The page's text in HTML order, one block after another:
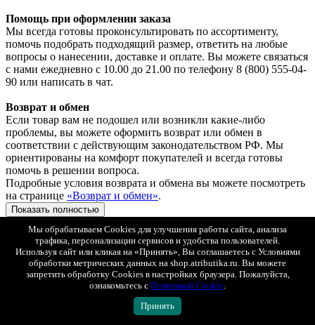
Помощь при оформлении заказа
Мы всегда готовы проконсультировать по ассортименту,
помочь подобрать подходящий размер, ответить на любые
вопросы о нанесении, доставке и оплате. Вы можете связаться
с нами ежедневно с 10.00 до 21.00 по телефону 8 (800) 555-04-
90 или написать в чат.
Возврат и обмен
Если товар вам не подошел или возникли какие-либо
проблемы, вы можете оформить возврат или обмен в
соответствии с действующим законодательством РФ. Мы
ориентированы на комфорт покупателей и всегда готовы
помочь в решении вопроса.
Подробные условия возврата и обмена вы можете посмотреть
на странице «Возврат и обмен».
Показать полностью
Оплата
Яндекс Сплит
При любом способе доставке вы можете выбрать оплату
Яндекс Сплит.
Так же просто, как платить обычной картой. Только сумма
списывается не сразу, а постепенно, равными частями.
Сплит — сервис рассрочки, который делит оплату покупки на
4 части. В момент покупки нужно заплатить только ¼ от
Мы обрабатываем Cookies для улучшения работы сайта, анализа
трафика, персонализации сервисов и удобства пользователей.
Используя сайт или кликая на «Принять», Вы соглашаетесь с Условиями
обработки метрических данных на shop.atributika.ru. Вы можете
запретить обработку Cookies в настройках браузера. Пожалуйста,
ознакомьтесь с Политикой Cookie.
Принять